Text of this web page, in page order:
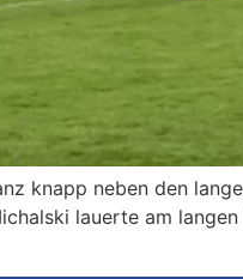
knapp neben den
lauerte am